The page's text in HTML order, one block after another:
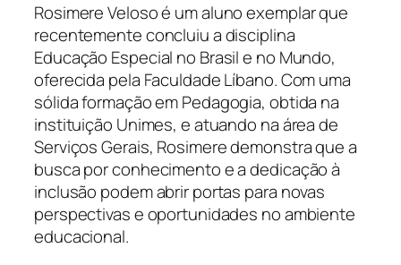
Rosimere Veloso é um aluno exemplar que
recentemente concluiu a disciplina
Educação Especial no Brasil e no Mundo,
oferecida pela Faculdade Líbano. Com uma
sólida formação em Pedagogia, obtida na
instituição Unimes, e atuando na área de
Serviços Gerais, Rosimere demonstra que a
busca por conhecimento e a dedicação à
inclusão podem abrir portas para novas
perspectivas e oportunidades no ambiente
educacional.